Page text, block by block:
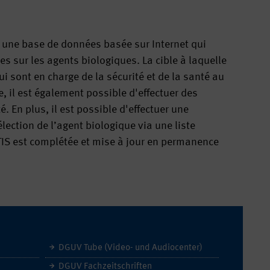
base de données basée sur Internet qui
sur les agents biologiques. La cible à laquelle
sont en charge de la sécurité et de la santé au
il est également possible d'effectuer des
En plus, il est possible d'effectuer une
de l’agent biologique via une liste
est complétée et mise à jour en permanence
DGUV Tube (Video- und Audiocenter)
DGUV Fachzeitschriften